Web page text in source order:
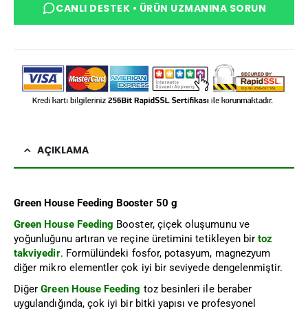
CANLI DESTEK • ÜRÜN UZMANINA SORUN
AÇIKLAMA
Green House Feeding Booster 50 g
Green House Feeding Booster, çiçek oluşumunu ve
yoğunluğunu artıran ve reçine üretimini tetikleyen birtoz
takviyedir. Formülündeki fosfor, potasyum, magnezyum
diğer mikro elementler çok iyi bir seviyede dengelenmiştir.
DiğerGreen House Feeding toz besinleri ile beraber
uygulandığında, çok iyi bir bitki yapısı ve profesyonel